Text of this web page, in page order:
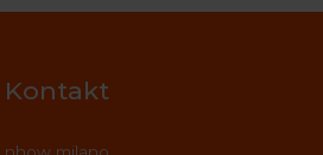
Kontakt